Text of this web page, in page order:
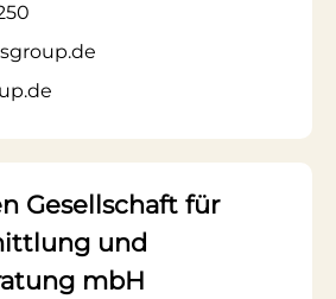
Gesellschaft für
und
mbH